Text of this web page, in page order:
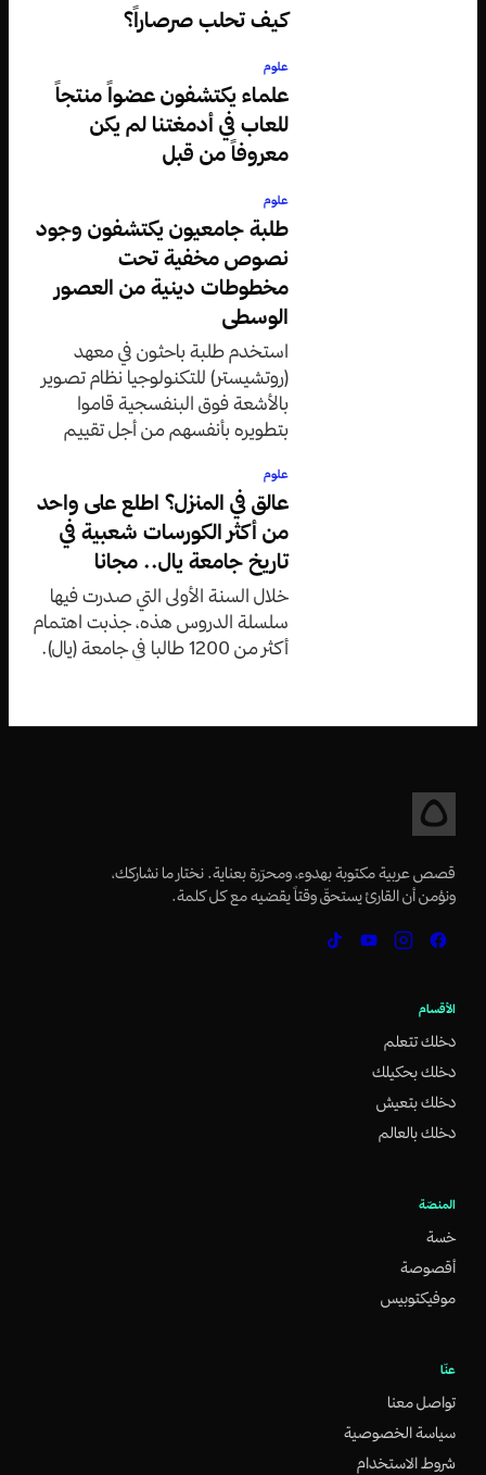
كيف تحلب صرصاراً؟
علوم
علماء يكتشفون عضواً منتجاً
للعاب في أدمغتنا لم يكن
معروفاً من قبل
علوم
طلبة جامعيون يكتشفون وجود
نصوص مخفية تحت
مخطوطات دينية من العصور
الوسطى
استخدم طلبة باحثون في معهد
(روتشيستر) للتكنولوجيا نظام تصوير
بالأشعة فوق البنفسجية قاموا
بتطويره بأنفسهم من أجل تقييم
علوم
عالق في المنزل؟ اطلع على واحد
من أكثر الكورسات شعبية في
تاريخ جامعة يال.. مجانا
خلال السنة الأولى التي صدرت فيها
سلسلة الدروس هذه، جذبت اهتمام
أكثر من 1200 طالبا في جامعة (يال).
قصص عربية مكتوبة بهدوء، ومحرّرة بعناية. نختار ما نشاركك،
ونؤمن أن القارئ يستحقّ وقتاً يقضيه مع كل كلمة.
الأقسام
دخلك تتعلم
دخلك بحكيلك
دخلك بتعيش
دخلك بالعالم
المنصّة
خسة
أقصوصة
موفيكتوبيس
عنّا
تواصل معنا
سياسة الخصوصية
شروط الاستخدام